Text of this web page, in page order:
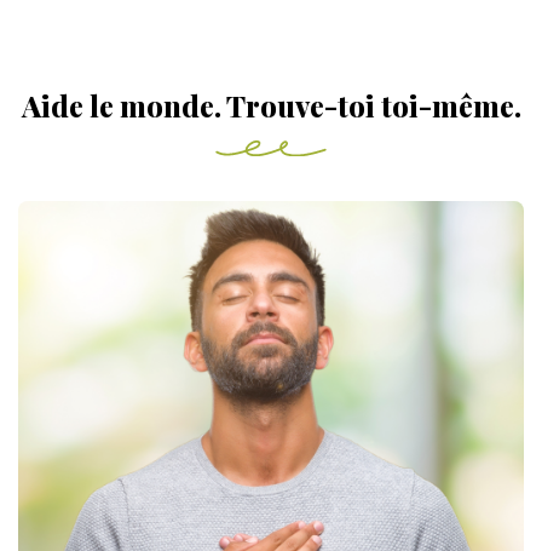
Aide le monde. Trouve-toi toi-même.